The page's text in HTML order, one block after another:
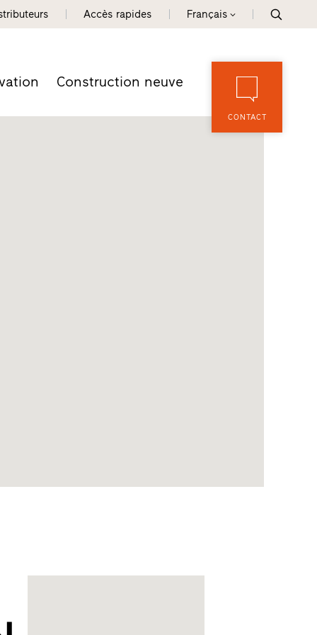
Accès rapides Français
Construction neuve
CONTACT